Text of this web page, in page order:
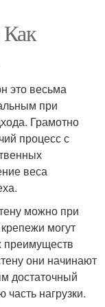
Как
это весьма
при
Грамотно
процесс с
веса
можно при
могут
преимуществ
они начинают
достаточный
нагрузки.